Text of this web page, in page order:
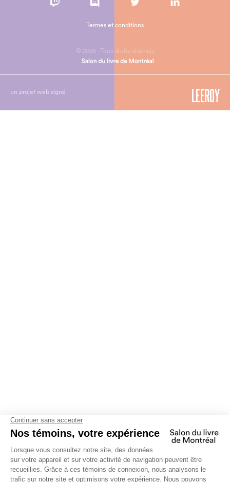
© 2026 - Tous droits réservés
Termes et conditions
un projet web signé